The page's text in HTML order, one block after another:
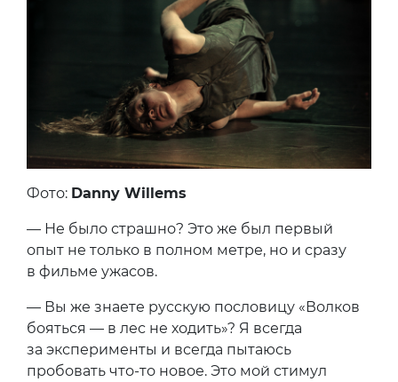
Фото: Danny Willems
— Не было страшно? Это же был первый
опыт не только в полном метре, но и сразу
в фильме ужасов.
— Вы же знаете русскую пословицу «Волков
бояться — в лес не ходить»? Я всегда
за эксперименты и всегда пытаюсь
пробовать что-то новое. Это мой стимул